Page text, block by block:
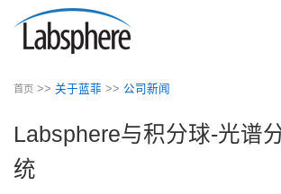
首页 >> 关于蓝菲 >> 公司新闻
Labsphere与积分球-光谱
统